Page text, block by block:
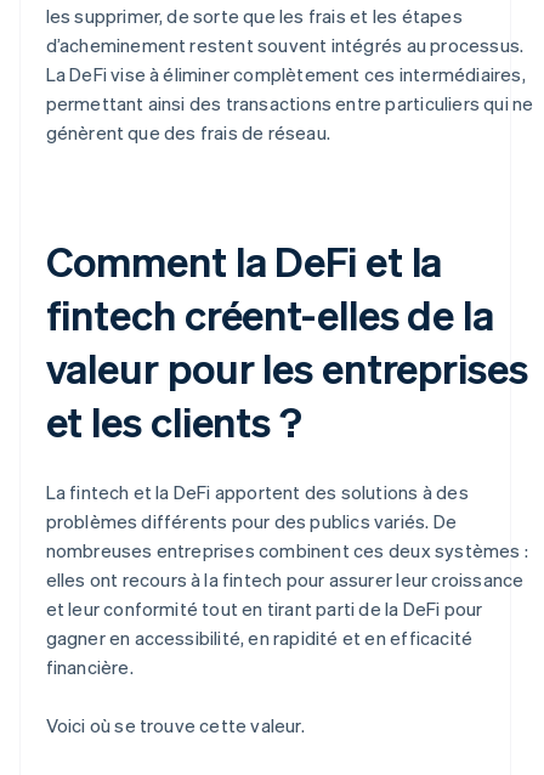
les supprimer, de sorte que les frais et les étapes
d’acheminement restent souvent intégrés au processus.
La DeFi vise à éliminer complètement ces intermédiaires,
permettant ainsi des transactions entre particuliers qui ne
génèrent que des frais de réseau.
Comment la DeFi et la
fintech créent-elles de la
valeur pour les entreprises
et les clients ?
La fintech et la DeFi apportent des solutions à des
problèmes différents pour des publics variés. De
nombreuses entreprises combinent ces deux systèmes :
elles ont recours à la fintech pour assurer leur croissance
et leur conformité tout en tirant parti de la DeFi pour
gagner en accessibilité, en rapidité et en efficacité
financière.
Voici où se trouve cette valeur.